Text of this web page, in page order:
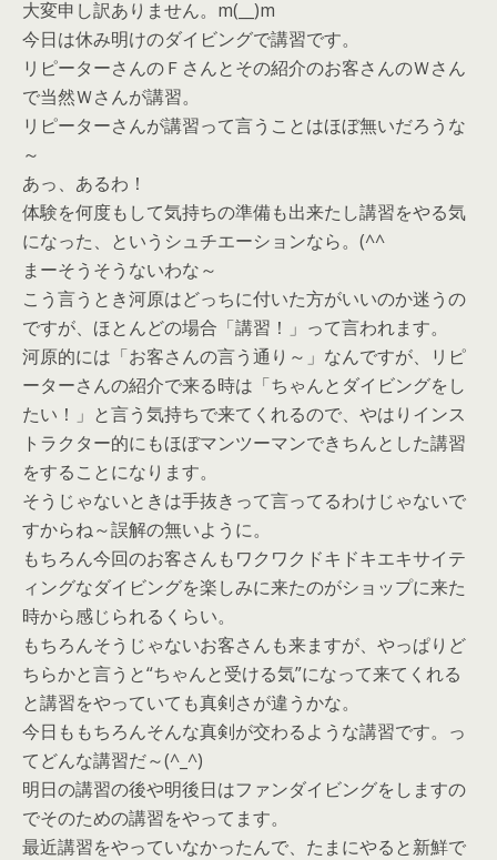
大変申し訳ありません。m(__)m
今日は休み明けのダイビングで講習です。
リピーターさんのＦさんとその紹介のお客さんのＷさん
で当然Ｗさんが講習。
リピーターさんが講習って言うことはほぼ無いだろうな
～
あっ、あるわ！
体験を何度もして気持ちの準備も出来たし講習をやる気
になった、というシュチエーションなら。(^^ゞ
まーそうそうないわな～
こう言うとき河原はどっちに付いた方がいいのか迷うの
ですが、ほとんどの場合「講習！」って言われます。
河原的には「お客さんの言う通り～」なんですが、リピ
ーターさんの紹介で来る時は「ちゃんとダイビングをし
たい！」と言う気持ちで来てくれるので、やはりインス
トラクター的にもほぼマンツーマンできちんとした講習
をすることになります。
そうじゃないときは手抜きって言ってるわけじゃないで
すからね～誤解の無いように。
もちろん今回のお客さんもワクワクドキドキエキサイテ
ィングなダイビングを楽しみに来たのがショップに来た
時から感じられるくらい。
もちろんそうじゃないお客さんも来ますが、やっぱりど
ちらかと言うと“ちゃんと受ける気”になって来てくれる
と講習をやっていても真剣さが違うかな。
今日ももちろんそんな真剣が交わるような講習です。っ
てどんな講習だ～(^_^)
明日の講習の後や明後日はファンダイビングをしますの
でそのための講習をやってます。
最近講習をやっていなかったんで、たまにやると新鮮で